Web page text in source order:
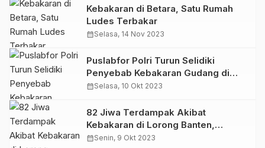
Kebakaran di Betara, Satu Rumah
Ludes Terbakar
calendar_monthSelasa, 14 Nov 2023
Puslabfor Polri Turun Selidiki
Penyebab Kebakaran Gudang di
Sungai Saren
calendar_monthSelasa, 10 Okt 2023
82 Jiwa Terdampak Akibat
Kebakaran di Lorong Banten,
Dandim 0419/Tanjab Turun Berikan
calendar_monthSenin, 9 Okt 2023